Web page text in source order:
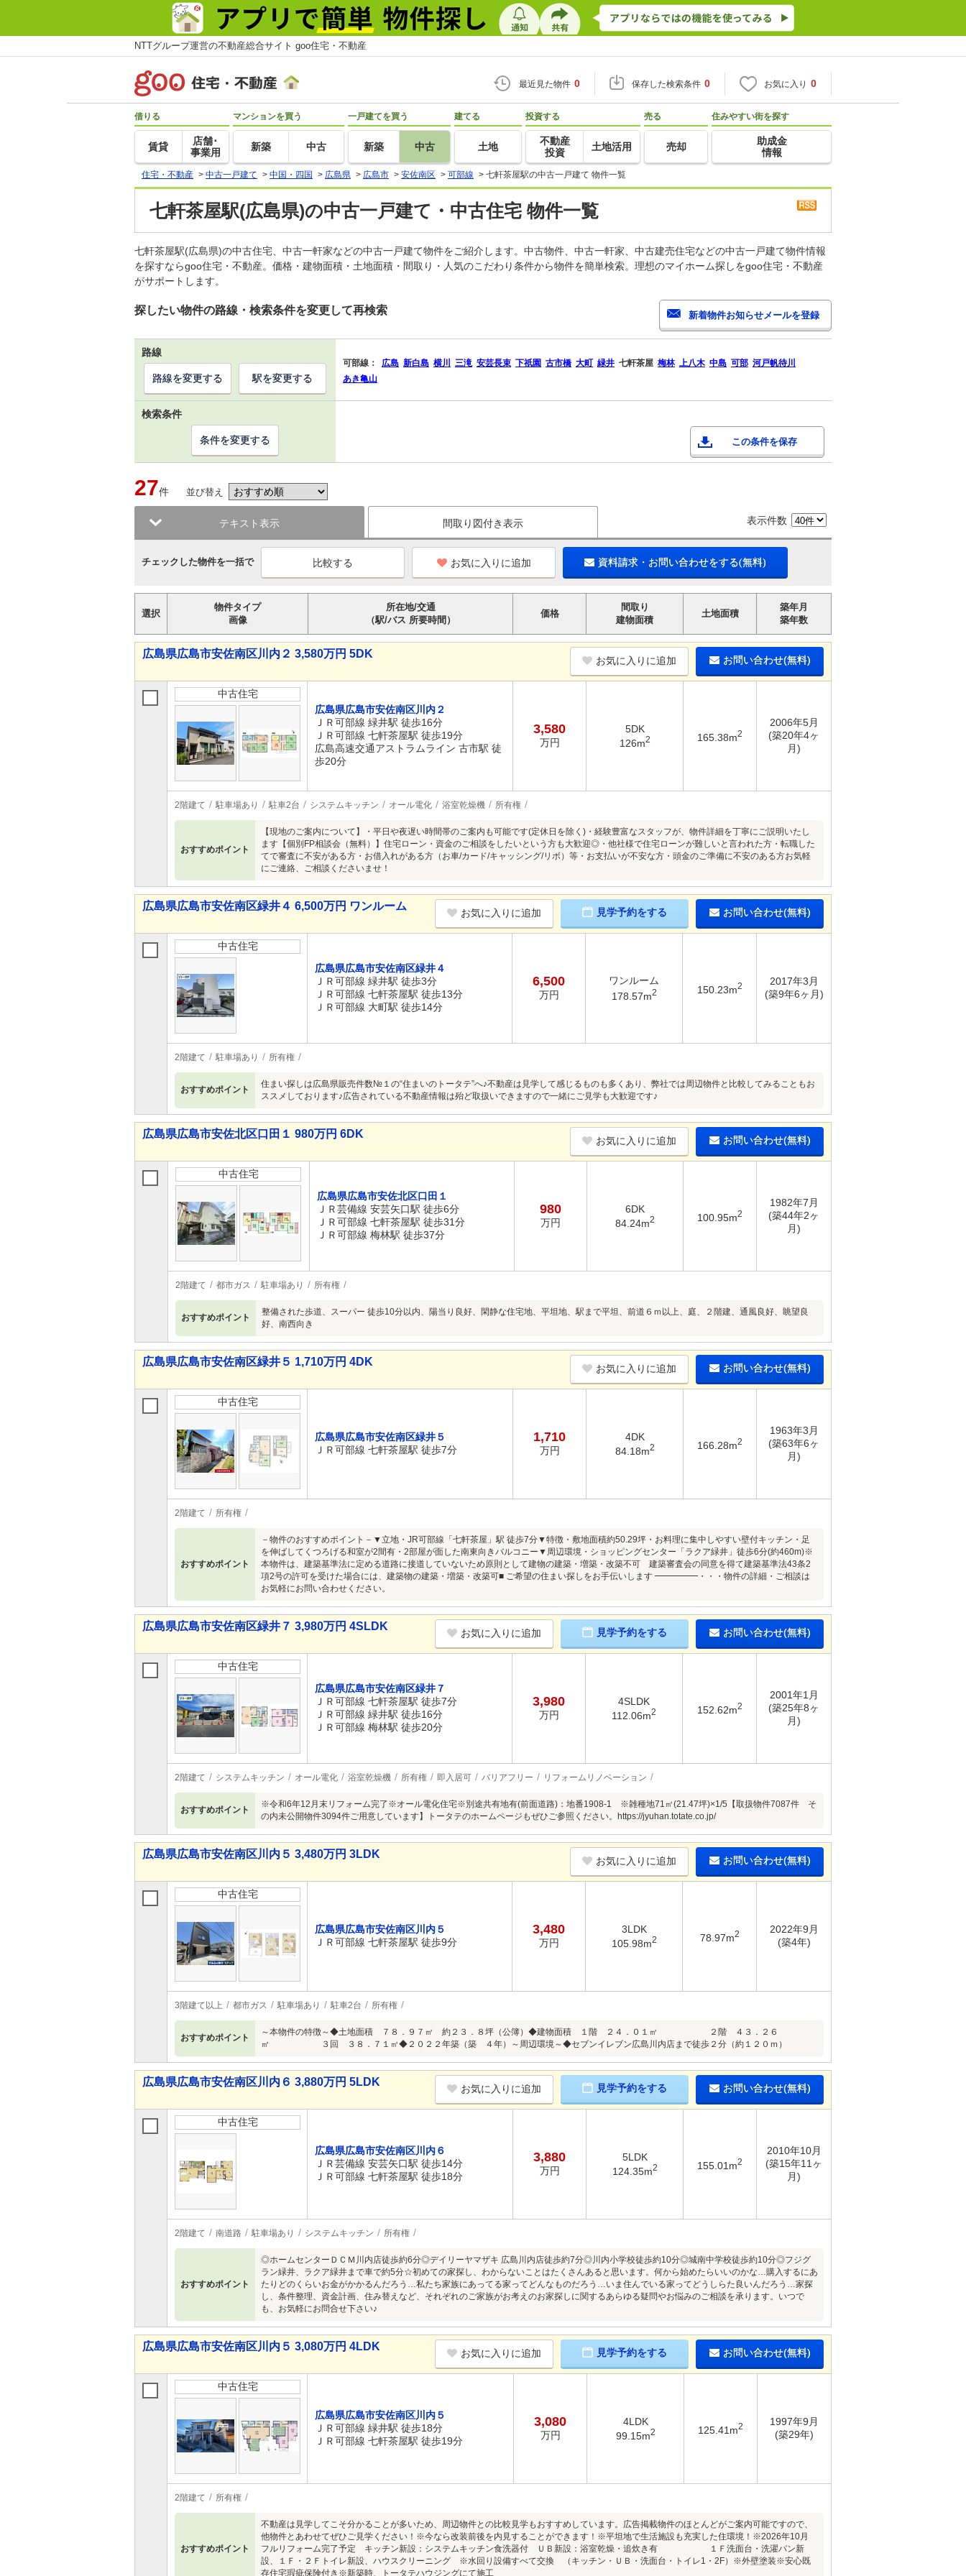
NTTグループ運営の不動産総合サイト goo住宅・不動産
最近見た物件 0 保存した検索条件 0 お気に入り 0
借りる
賃貸
店舗･
事業用
マンションを買う
新築 中古
一戸建てを買う
新築 中古
建てる
土地
投資する
不動産
投資
土地活用
売る
売却
住みやすい街を探す
助成金
情報
住宅・不動産 > 中古一戸建て > 中国・四国 > 広島県 > 広島市 > 安佐南区 > 可部線 > 七軒茶屋駅の中古一戸建て 物件一覧
七軒茶屋駅(広島県)の中古一戸建て・中古住宅 物件一覧
七軒茶屋駅(広島県)の中古住宅、中古一軒家などの中古一戸建て物件をご紹介します。中古物件、中古一軒家、中古建売住宅などの中古一戸建て物件情報
を探すならgoo住宅・不動産。価格・建物面積・土地面積・間取り・人気のこだわり条件から物件を簡単検索。理想のマイホーム探しをgoo住宅・不動産
がサポートします。
探したい物件の路線・検索条件を変更して再検索
路線
可部線： 広島 新白島 横川 三滝 安芸長束 下祇園 古市橋 大町 緑井 七軒茶屋 梅林 上八木 中島 可部 河戸帆待川
あき亀山
路線を変更する 駅を変更する
検索条件
この条件を保存
条件を変更する
27件 並び替え
テキスト表示 間取り図付き表示 表示件数
チェックした物件を一括で お気に入りに追加 資料請求・お問い合わせをする(無料)
選択
物件タイプ
画像
所在地/交通
（駅/バス 所要時間）
価格
間取り
建物面積
土地面積
築年月
築年数
広島県広島市安佐南区川内２ 3,580万円 5DK
お気に入りに追加 お問い合わせ(無料)
中古住宅
広島県広島市安佐南区川内２
ＪＲ可部線 緑井駅 徒歩16分
ＪＲ可部線 七軒茶屋駅 徒歩19分
広島高速交通アストラムライン 古市駅 徒
歩20分
3,580
万円
5DK
126m2 165.38m2
2006年5月
(築20年4ヶ
月)
2階建て 駐車場あり 駐車2台 システムキッチン オール電化 浴室乾燥機 所有権
おすすめポイント
【現地のご案内について】・平日や夜遅い時間帯のご案内も可能です(定休日を除く)・経験豊富なスタッフが、物件詳細を丁寧にご説明いたし
ます【個別FP相談会（無料）】住宅ローン・資金のご相談をしたいという方も大歓迎◎・他社様で住宅ローンが難しいと言われた方・転職した
てで審査に不安がある方・お借入れがある方（お車/カード/キャッシング/リボ）等・お支払いが不安な方・頭金のご準備に不安のある方お気軽
にご連絡、ご相談くださいませ！
広島県広島市安佐南区緑井４ 6,500万円 ワンルーム
お気に入りに追加 見学予約をする お問い合わせ(無料)
中古住宅
広島県広島市安佐南区緑井４
ＪＲ可部線 緑井駅 徒歩3分
ＪＲ可部線 七軒茶屋駅 徒歩13分
ＪＲ可部線 大町駅 徒歩14分
6,500
万円
ワンルーム
178.57m2 150.23m2
2017年3月
(築9年6ヶ月)
2階建て 駐車場あり 所有権
おすすめポイント
住まい探しは広島県販売件数№１の“住まいのトータテ”へ♪不動産は見学して感じるものも多くあり、弊社では周辺物件と比較してみることもお
ススメしております♪広告されている不動産情報は殆ど取扱いできますので一緒にご見学も大歓迎です♪
広島県広島市安佐北区口田１ 980万円 6DK
お気に入りに追加 お問い合わせ(無料)
中古住宅
広島県広島市安佐北区口田１
ＪＲ芸備線 安芸矢口駅 徒歩6分
ＪＲ可部線 七軒茶屋駅 徒歩31分
ＪＲ可部線 梅林駅 徒歩37分
980
万円
6DK
84.24m2 100.95m2
1982年7月
(築44年2ヶ
月)
2階建て 都市ガス 駐車場あり 所有権
おすすめポイント
整備された歩道、スーパー 徒歩10分以内、陽当り良好、閑静な住宅地、平坦地、駅まで平坦、前道６ｍ以上、庭、２階建、通風良好、眺望良
好、南西向き
広島県広島市安佐南区緑井５ 1,710万円 4DK
お気に入りに追加 お問い合わせ(無料)
中古住宅
広島県広島市安佐南区緑井５
ＪＲ可部線 七軒茶屋駅 徒歩7分
1,710
万円
4DK
84.18m2 166.28m2
1963年3月
(築63年6ヶ
月)
2階建て 所有権
おすすめポイント
－物件のおすすめポイント－▼立地・JR可部線「七軒茶屋」駅 徒歩7分▼特徴・敷地面積約50.29坪・お料理に集中しやすい壁付キッチン・足
を伸ばしてくつろげる和室が2間有・2部屋が面した南東向きバルコニー▼周辺環境・ショッピングセンター「ラクア緑井」徒歩6分(約460m)※
本物件は、建築基準法に定める道路に接道していないため原則として建物の建築・増築・改築不可 建築審査会の同意を得て建築基準法43条2
項2号の許可を受けた場合には、建築物の建築・増築・改築可■ ご希望の住まい探しをお手伝いします ━━━━━・・・物件の詳細・ご相談は
お気軽にお問い合わせください。
広島県広島市安佐南区緑井７ 3,980万円 4SLDK
お気に入りに追加 見学予約をする お問い合わせ(無料)
中古住宅
広島県広島市安佐南区緑井７
ＪＲ可部線 七軒茶屋駅 徒歩7分
ＪＲ可部線 緑井駅 徒歩16分
ＪＲ可部線 梅林駅 徒歩20分
3,980
万円
4SLDK
112.06m2 152.62m2
2001年1月
(築25年8ヶ
月)
2階建て システムキッチン オール電化 浴室乾燥機 所有権 即入居可 バリアフリー リフォームリノベーション
おすすめポイント
※令和6年12月末リフォーム完了※オール電化住宅※別途共有地有(前面道路)：地番1908-1 ※雑種地71㎡(21.47坪)×1/5【取扱物件7087件 そ
の内未公開物件3094件ご用意しています】トータテのホームページもぜひご参照ください。https://jyuhan.totate.co.jp/
広島県広島市安佐南区川内５ 3,480万円 3LDK
お気に入りに追加 お問い合わせ(無料)
中古住宅
広島県広島市安佐南区川内５
ＪＲ可部線 七軒茶屋駅 徒歩9分
3,480
万円
3LDK
105.98m2 78.97m2
2022年9月
(築4年)
3階建て以上 都市ガス 駐車場あり 駐車2台 所有権
おすすめポイント
～本物件の特徴～◆土地面積 ７８．９７㎡ 約２３．８坪（公簿）◆建物面積 １階 ２４．０１㎡ ２階 ４３．２６
㎡ ３回 ３８．７１㎡◆２０２２年築（築 ４年）～周辺環境～◆セブンイレブン広島川内店まで徒歩２分（約１２０ｍ）
広島県広島市安佐南区川内６ 3,880万円 5LDK
お気に入りに追加 見学予約をする お問い合わせ(無料)
中古住宅
広島県広島市安佐南区川内６
ＪＲ芸備線 安芸矢口駅 徒歩14分
ＪＲ可部線 七軒茶屋駅 徒歩18分
3,880
万円
5LDK
124.35m2 155.01m2
2010年10月
(築15年11ヶ
月)
2階建て 南道路 駐車場あり システムキッチン 所有権
おすすめポイント
◎ホームセンターＤＣＭ川内店徒歩約6分◎デイリーヤマザキ 広島川内店徒歩約7分◎川内小学校徒歩約10分◎城南中学校徒歩約10分◎フジグ
ラン緑井、ラクア緑井まで車で約5分☆初めての家探し、わからないことはたくさんあると思います。何から始めたらいいのかな…購入するにあ
たりどのくらいお金がかかるんだろう…私たち家族にあってる家ってどんなものだろう…いま住んでいる家ってどうしらた良いんだろう…家探
し、条件整理、資金計画、住み替えなど、それぞれのご家族がお考えのお家探しに関するあらゆる疑問やお悩みのご相談を承ります。いつで
も、お気軽にお問合せ下さい♪
広島県広島市安佐南区川内５ 3,080万円 4LDK
お気に入りに追加 見学予約をする お問い合わせ(無料)
中古住宅
広島県広島市安佐南区川内５
ＪＲ可部線 緑井駅 徒歩18分
ＪＲ可部線 七軒茶屋駅 徒歩19分
3,080
万円
4LDK
99.15m2 125.41m2
1997年9月
(築29年)
2階建て 所有権
おすすめポイント
不動産は見学してこそ分かることが多いため、周辺物件との比較見学もおすすめしています。広告掲載物件のほとんどがご案内可能ですので、
他物件とあわせてぜひご見学ください！※今なら改装前後を内見することができます！※平坦地で生活施設も充実した住環境！※2026年10月
フルリフォーム完了予定 キッチン新設：システムキッチン食洗器付 ＵＢ新設：浴室乾燥・追炊き有 １Ｆ洗面台・洗濯パン新
設、１Ｆ・２Ｆトイレ新設、ハウスクリーニング ※水回り設備すべて交換 （キッチン・ＵＢ・洗面台・トイレ1・2F）※外壁塗装※安心既
存住宅瑕疵保険付き※新築時、トータテハウジングにて施工